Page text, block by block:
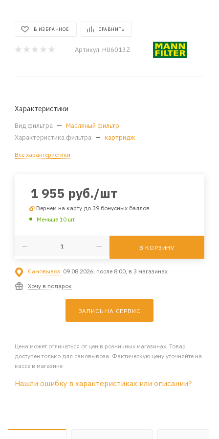
В ИЗБРАННОЕ СРАВНИТЬ
Артикул: HU6013Z
Характеристики
Вид фильтра — Масляный фильтр
Характеристика фильтра — картридж
Все характеристики
1 955 руб./шт
Вернем на карту до 39 бонусных баллов
Меньше 10 шт
В КОРЗИНУ
Самовывоз: 09.08.2026, после 8:00, в 3 магазинах
Хочу в подарок
ЗАПИСЬ НА СЕРВИС
Цена может отличаться от цен в розничных магазинах. Товар
доступен только для самовывоза. Фактическую цену уточняйте на
кассе в магазине
Нашли ошибку в характеристиках или описании?